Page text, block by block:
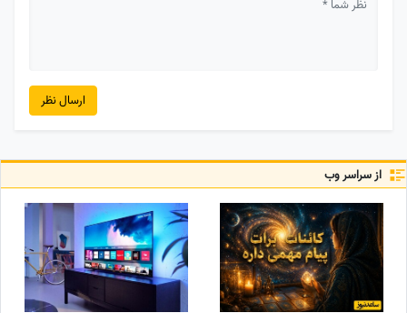
ارسال نظر
از سراسر وب